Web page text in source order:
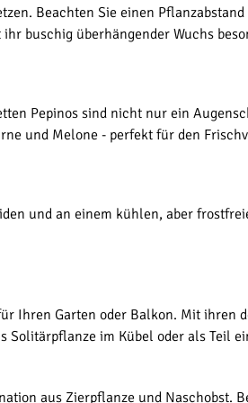
Beachten Sie einen
buschig überhängender Wuchs
Pepinos sind nicht nur ein
und Melone - perfekt für den
und an einem kühlen, aber
Ihren Garten oder Balkon. Mit ihren
im Kübel oder als Teil
aus Zierpflanze und Naschobst.